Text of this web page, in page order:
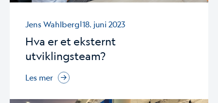
Jens Wahlberg|18. juni 2023
Hva er et eksternt
utviklingsteam?
Les mer